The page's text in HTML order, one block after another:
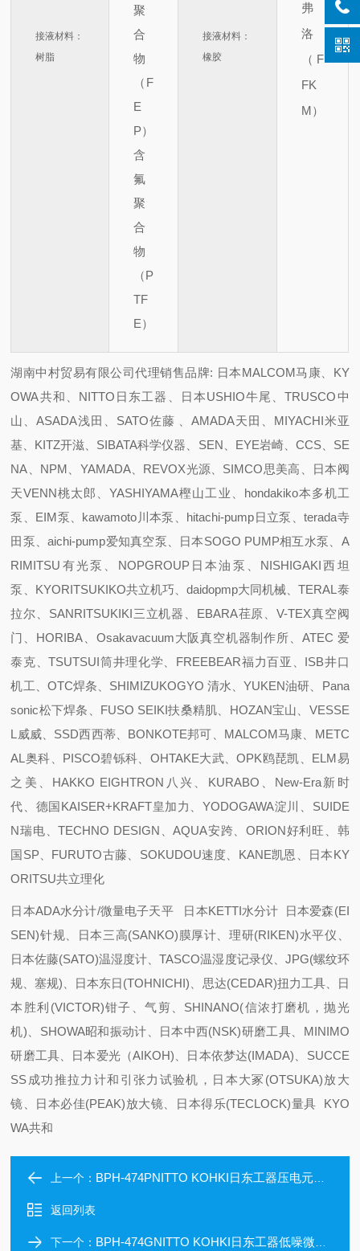
接液材料：
树脂
聚
合
物
（F
E
P）
含
氟
聚
合
物
（P
TF
E）
接液材料：
橡胶
弗
洛
（F
FK
M）
湖南中村贸易有限公司代理销售品牌: 日本MALCOM马康、KY
OWA共和、NITTO日东工器、日本USHIO牛尾、TRUSCO中
山、ASADA浅田、SATO佐藤 、AMADA天田、MIYACHI米亚
基、KITZ开滋、SIBATA科学仪器、SEN、EYE岩崎、CCS、SE
NA、NPM、YAMADA、REVOX光源、SIMCO思美高、日本阀
天VENN桃太郎、YASHIYAMA樫山工业、hondakiko本多机工
泵、EIM泵、kawamoto川本泵、hitachi-pump日立泵、terada寺
田泵、aichi-pump爱知真空泵、日本SOGO PUMP相互水泵、A
RIMITSU有光泵、NOPGROUP日本油泵、NISHIGAKI西坦
泵、KYORITSUKIKO共立机巧、daidopmp大同机械、TERAL泰
拉尔、SANRITSUKIKI三立机器、EBARA荏原、V-TEX真空阀
门、HORIBA、Osakavacuum大阪真空机器制作所、ATEC 爱
泰克、TSUTSUI筒井理化学、FREEBEAR福力百亚、ISB井口
机工、OTC焊条、SHIMIZUKOGYO 清水、YUKEN油研、Pana
sonic松下焊条、FUSO SEIKI扶桑精肌、HOZAN宝山、VESSE
L威威、SSD西西蒂、BONKOTE邦可、MALCOM马康、METC
AL奥科、PISCO碧铄科、OHTAKE大武、OPK鸥琵凯、ELM易
之美、HAKKO EIGHTRON八兴、KURABO、New-Era新时
代、德国KAISER+KRAFT皇加力、YODOGAWA淀川、SUIDE
N瑞电、TECHNO DESIGN、AQUA安跨、ORION好利旺、韩
国SP、FURUTO古藤、SOKUDOU速度、KANE凯恩、日本KY
ORITSU共立理化
日本ADA水分计/微量电子天平 日本KETTI水分计 日本爱森(EI
SEN)针规、日本三高(SANKO)膜厚计、理研(RIKEN)水平仪、
日本佐藤(SATO)温湿度计、TASCO温湿度记录仪、JPG(螺纹环
规、塞规)、日本东日(TOHNICHI)、思达(CEDAR)扭力工具、日
本胜利(VICTOR)钳子、气剪、SHINANO(信浓打磨机，抛光
机)、SHOWA昭和振动计、日本中西(NSK)研磨工具、MINIMO
研磨工具、日本爱光（AIKOH)、日本依梦达(IMADA)、SUCCE
SS成功推拉力计和引张力试验机，日本大冢(OTSUKA)放大
镜、日本必佳(PEAK)放大镜、日本得乐(TECLOCK)量具 KYO
WA共和
上一个： BPH-474PNITTO KOHKI日东工器压电元件式液体泵
返回列表
下一个： BPH-474GNITTO KOHKI日东工器低噪微型压电隔膜泵